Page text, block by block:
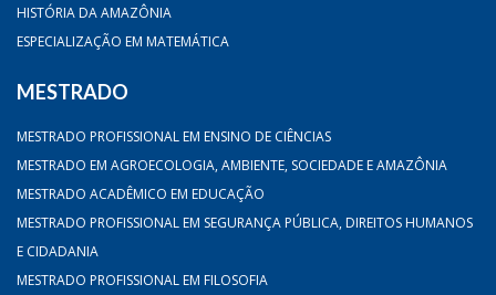
HISTÓRIA DA AMAZÔNIA
ESPECIALIZAÇÃO EM MATEMÁTICA
MESTRADO
MESTRADO PROFISSIONAL EM ENSINO DE CIÊNCIAS
MESTRADO EM AGROECOLOGIA, AMBIENTE, SOCIEDADE E AMAZÔNIA
MESTRADO ACADÊMICO EM EDUCAÇÃO
MESTRADO PROFISSIONAL EM SEGURANÇA PÚBLICA, DIREITOS HUMANOS
E CIDADANIA
MESTRADO PROFISSIONAL EM FILOSOFIA